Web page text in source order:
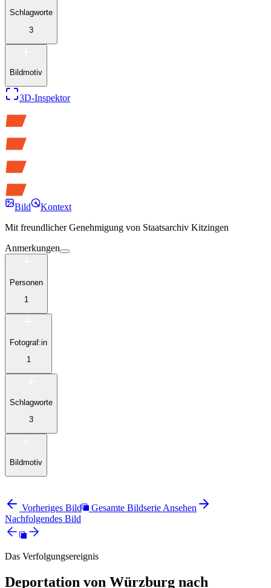
Schlagworte
3
Bildmotiv
3D-Inspektor
Bild
Kontext
Mit freundlicher Genehmigung von Staatsarchiv Kitzingen
Anmerkungen
Personen
1
Fotograf:in
1
Schlagworte
3
Bildmotiv
Vorheriges Bild
Gesamte Bildserie Ansehen
Nachfolgendes Bild
Das Verfolgungsereignis
Deportation von Würzburg nach